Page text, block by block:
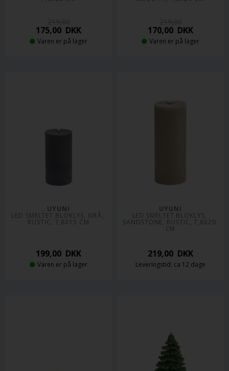
175,00 DKK
Varen er på lager
170,00 DKK
Varen er på lager
UYUNI
LED SMELTET BLOKLYS, GRÅ,
RUSTIC, 7,8X15 CM
199,00 DKK
Varen er på lager
UYUNI
LED SMELTET BLOKLYS,
SANDSTONE, RUSTIC, 7,8X20
CM
219,00 DKK
Leveringstid: ca 12 dage